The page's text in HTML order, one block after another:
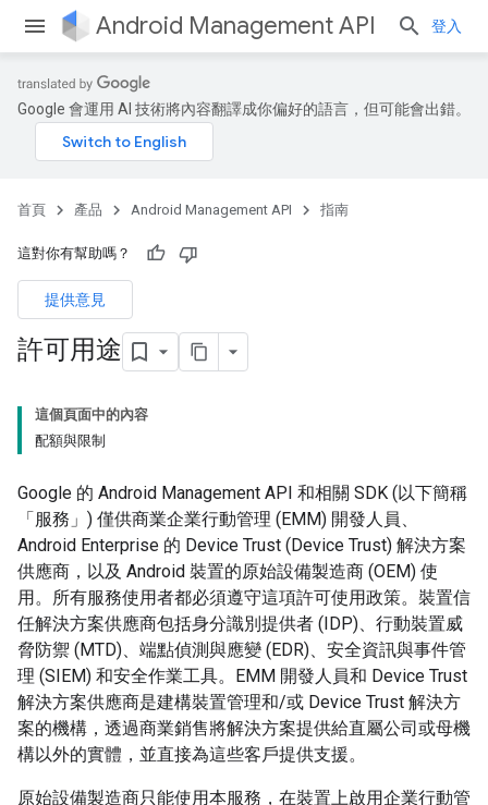
Android Management API 登入
Google 會運用 AI 技術將內容翻譯成你偏好的語言，但可能會出錯。
首頁 產品 Android Management API 指南
這對你有幫助嗎？
提供意見
許可用途
這個頁面中的內容
配額與限制
Google 的 Android Management API 和相關 SDK (以下簡稱
「服務」) 僅供商業企業行動管理 (EMM) 開發人員、
Android Enterprise 的 Device Trust (Device Trust) 解決方案
供應商，以及 Android 裝置的原始設備製造商 (OEM) 使
用。所有服務使用者都必須遵守這項許可使用政策。裝置信
任解決方案供應商包括身分識別提供者 (IDP)、行動裝置威
脅防禦 (MTD)、端點偵測與應變 (EDR)、安全資訊與事件管
理 (SIEM) 和安全作業工具。EMM 開發人員和 Device Trust
解決方案供應商是建構裝置管理和/或 Device Trust 解決方
案的機構，透過商業銷售將解決方案提供給直屬公司或母機
構以外的實體，並直接為這些客戶提供支援。
原始設備製造商只能使用本服務，在裝置上啟用企業行動管